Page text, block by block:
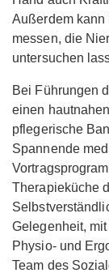
Außerdem
messen, die
untersuchen
Bei Führungen
einen
pflegerische
Spannende
Therapieküche
Gelegenheit,
Physio- und
Team des